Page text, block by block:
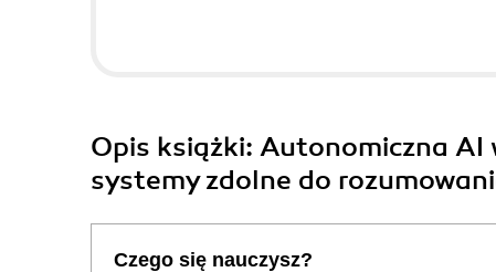
Opis książki: Autonomiczna AI
systemy zdolne do
Czego się nauczysz?